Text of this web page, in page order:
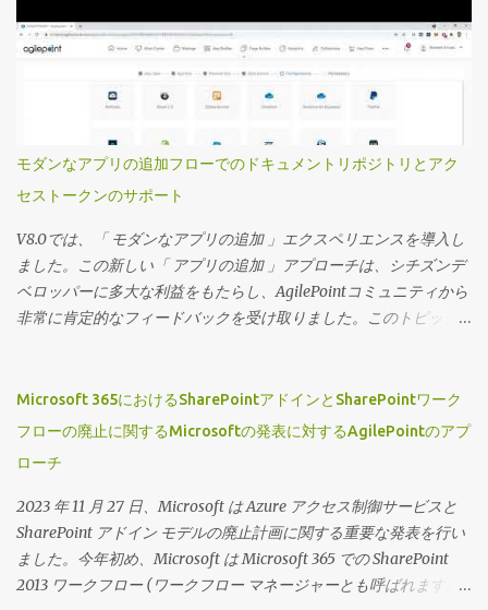
様から非常に好評を博している別のビデオで取り上げました。 こ
のビデオでは、カスタムプロジェクト固有のビューを定義する方
法を見ていきます。 主要な機能の一部を次に記載します 事前定義
されたアプリフィルターを使用してカスタムビューを設定し、エ
ーをロックダウンしたりする機能を提供できます。 これらのビュ
ーのセキュリティは、ビューを特定のグループに割り当てること
で制御できます。 ページビルダーウィジェットにのみ表示できる
ビューを定義できるため、ページデザイナーでは高度にカスタマ
イズされたプロジェクト固有のランディングページとそれに対応
するワークセンターを作成できます。 それでは、この機能の動作
を見てみましょう。 （動画の音声は英語です）
モダンなアプリの追加フローでのドキュメントリポジトリとアク
セストークンのサポート
V8.0では、「 モダンなアプリの追加 」エクスペリエンスを導入し
ました。この新しい「 アプリの追加 」アプローチは、シチズンデ
ベロッパーに多大な利益をもたらし、AgilePointコミュニティから
非常に肯定的なフィードバックを受け取りました。このトピック
パーコミュニティをサポートするという私たちのコミットメント
を継続し、この機能に2つの新しい拡張機能を導入できることを嬉
アプリの追加 」フローに含めました。 ウィザード主導のエクスペ
リエンスの一部として、ユーザーはドキュメントリポジトリとア
クセストークンの完全なリストにアクセスできるようになり、最
初のアプリケーションの作成時にそれらを定義できます。 デザイ
ナーがかつて行っていたように、アプリの設計中やその後からで
Microsoft 365におけるSharePointアドインとSharePointワーク
フローの廃止に関するMicrosoftの発表に対するAgilePointのアプ
ローチ
2023 年 11 月 27 日、Microsoft は Azure アクセス制御サービスと
SharePoint アドイン モデルの廃止計画に関する重要な発表を行い
ました。今年初め、Microsoft は Microsoft 365 での SharePoint
2013 ワークフロー (ワークフロー マネージャーとも呼ばれます) の